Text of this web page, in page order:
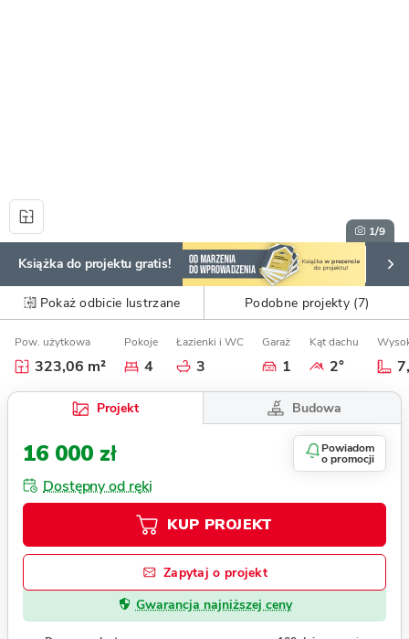
1/9
Książka do projektu gratis!
Pokaż odbicie lustrzane Podobne projekty (7)
Pow. użytkowa
323,06 m²
Pokoje
4
Łazienki i WC
3
Garaż
1
Kąt dachu
2°
Projekt Budowa
16 000 zł Powiadom
o promocji
Dostępny od ręki
KUP PROJEKT
Zapytaj o projekt
Gwarancja najniższej ceny